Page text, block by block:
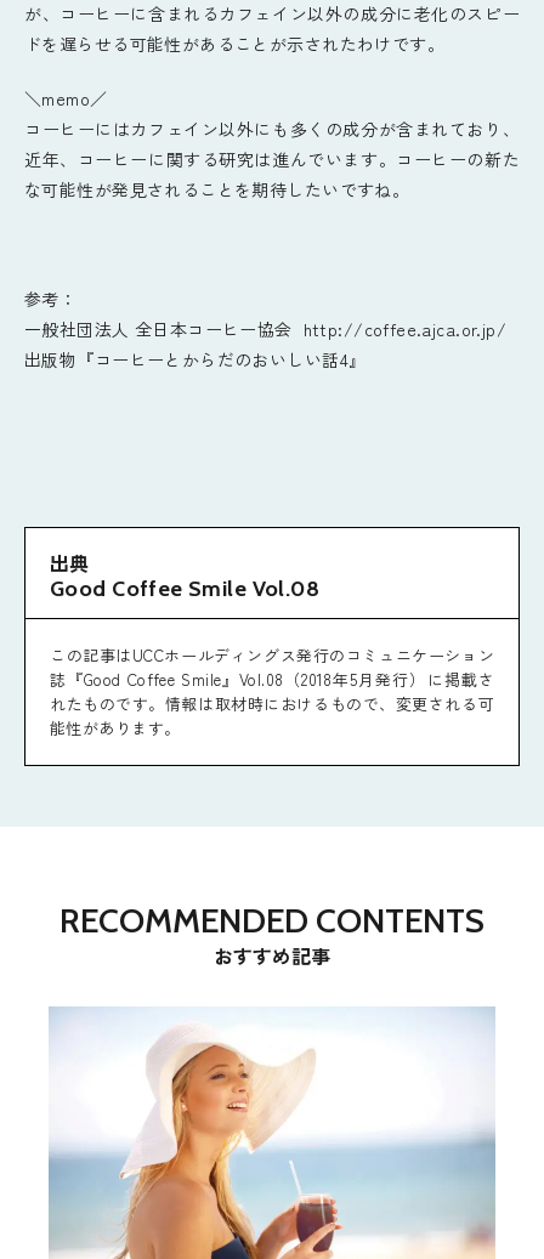
が、コーヒーに含まれるカフェイン以外の成分に老化のスピー
ドを遅らせる可能性があることが示されたわけです。
＼memo／
コーヒーにはカフェイン以外にも多くの成分が含まれており、
近年、コーヒーに関する研究は進んでいます。コーヒーの新た
な可能性が発見されることを期待したいですね。
参考：
一般社団法人 全日本コーヒー協会 http://coffee.ajca.or.jp/
出版物『コーヒーとからだのおいしい話4』
出典
Good Coffee Smile Vol.08
この記事はUCCホールディングス発行のコミュニケーション
誌『Good Coffee Smile』Vol.08（2018年5月発行）に掲載さ
れたものです。情報は取材時におけるもので、変更される可
能性があります。
RECOMMENDED CONTENTS
おすすめ記事